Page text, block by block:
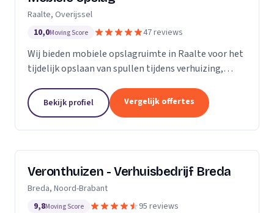
Raalte, Overijssel
10,0Moving Score 47 reviews
Wij bieden mobiele opslagruimte in Raalte voor het
tijdelijk opslaan van spullen tijdens verhuizing,
Bekijk profiel Vergelijk offertes
Veronthuizen - Verhuisbedrijf Breda
Breda, Noord-Brabant
9,8Moving Score 95 reviews